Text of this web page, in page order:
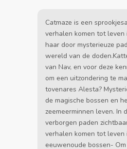
Catmaze is een
verhalen komen tot
haar door mysterieuze
wereld van de
van Nav, en voor deze
om een uitzondering te
tovenares Alesta?
de magische bossen en
zeemeerminnen leven.
verborgen paden
verhalen komen tot leven
eeuwenoude bossen-